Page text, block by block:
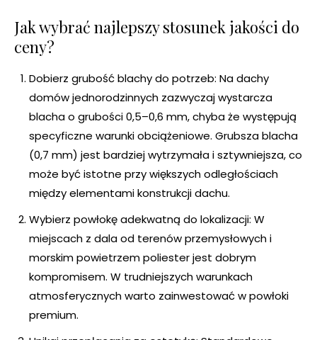
Jak wybrać najlepszy stosunek jakości do
ceny?
Dobierz grubość blachy do potrzeb: Na dachy
domów jednorodzinnych zazwyczaj wystarcza
blacha o grubości 0,5–0,6 mm, chyba że występują
specyficzne warunki obciążeniowe. Grubsza blacha
(0,7 mm) jest bardziej wytrzymała i sztywniejsza, co
może być istotne przy większych odległościach
między elementami konstrukcji dachu.
Wybierz powłokę adekwatną do lokalizacji: W
miejscach z dala od terenów przemysłowych i
morskim powietrzem poliester jest dobrym
kompromisem. W trudniejszych warunkach
atmosferycznych warto zainwestować w powłoki
premium.